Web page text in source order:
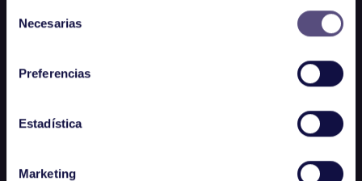
Necesarias
Preferencias
Estadística
Marketing